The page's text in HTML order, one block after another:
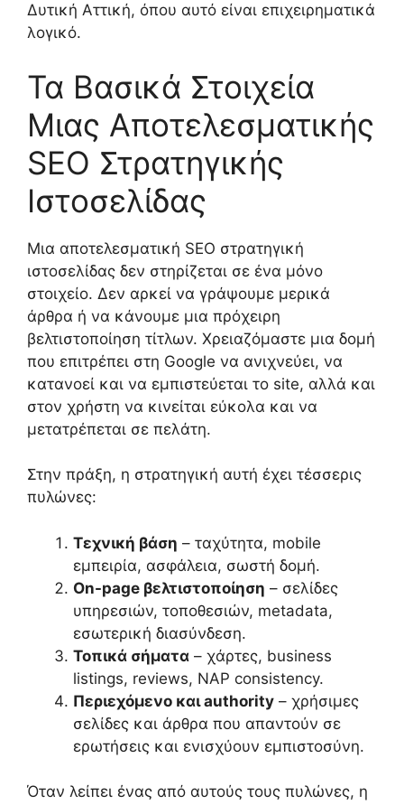
Δυτική Αττική, όπου αυτό είναι επιχειρηματικά
λογικό.
Τα Βασικά Στοιχεία
Μιας Αποτελεσματικής
SEO Στρατηγικής
Ιστοσελίδας
Μια αποτελεσματική SEO στρατηγική
ιστοσελίδας δεν στηρίζεται σε ένα μόνο
στοιχείο. Δεν αρκεί να γράψουμε μερικά
άρθρα ή να κάνουμε μια πρόχειρη
βελτιστοποίηση τίτλων. Χρειαζόμαστε μια δομή
που επιτρέπει στη Google να ανιχνεύει, να
κατανοεί και να εμπιστεύεται το site, αλλά και
στον χρήστη να κινείται εύκολα και να
μετατρέπεται σε πελάτη.
Στην πράξη, η στρατηγική αυτή έχει τέσσερις
πυλώνες:
Τεχνική βάση – ταχύτητα, mobile
εμπειρία, ασφάλεια, σωστή δομή.
On-page βελτιστοποίηση – σελίδες
υπηρεσιών, τοποθεσιών, metadata,
εσωτερική διασύνδεση.
Τοπικά σήματα – χάρτες, business
listings, reviews, NAP consistency.
Περιεχόμενο και authority – χρήσιμες
σελίδες και άρθρα που απαντούν σε
ερωτήσεις και ενισχύουν εμπιστοσύνη.
Όταν λείπει ένας από αυτούς τους πυλώνες, η